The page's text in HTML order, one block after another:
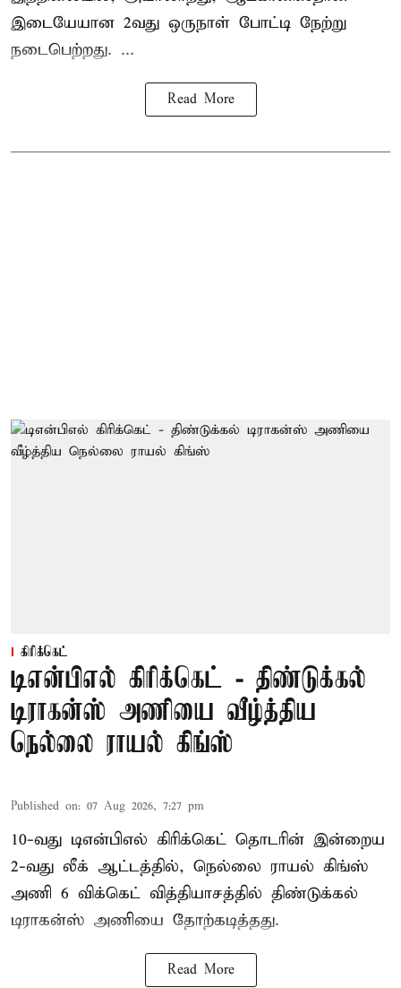
இடையேயான 2வது ஒருநாள் போட்டி நேற்று
நடைபெற்றது. ...
Read More
கிரிக்கெட்
டிஎன்பிஎல் கிரிக்கெட் - திண்டுக்கல்
டிராகன்ஸ் அணியை வீழ்த்திய
நெல்லை ராயல் கிங்ஸ்
Published on: 07 Aug 2026, 7:27 pm
10-வது டிஎன்பிஎல் கிரிக்கெட் தொடரின் இன்றைய
2-வது லீக் ஆட்டத்தில், நெல்லை ராயல் கிங்ஸ்
அணி 6 விக்கெட் வித்தியாசத்தில் திண்டுக்கல்
டிராகன்ஸ் அணியை தோற்கடித்தது.
Read More